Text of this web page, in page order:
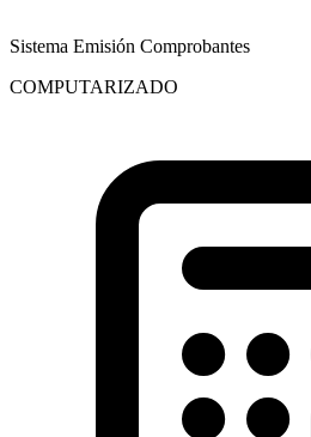
Sistema Emisión Comprobantes
COMPUTARIZADO